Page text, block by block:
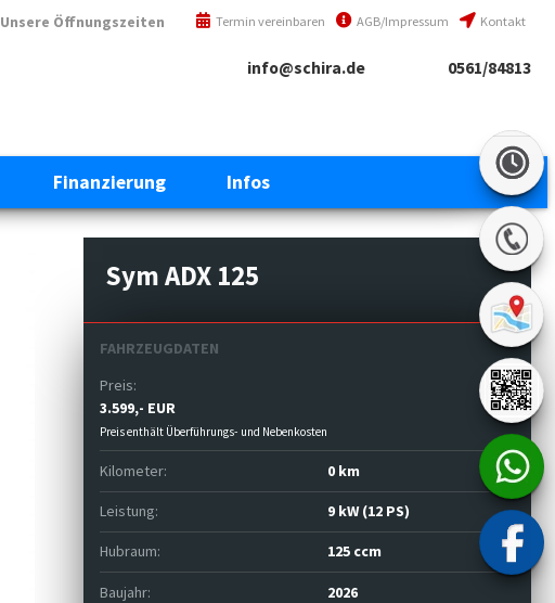
Unsere Öffnungszeiten Kontakt
AGB/Impressum
Termin vereinbaren
0561/84813
info@schira.de
Finanzierung Infos
Sym ADX 125
FAHRZEUGDATEN
Preis:
3.599,- EUR
Preis enthält Überführungs- und Nebenkosten
Kilometer: 0 km
Leistung: 9 kW (12 PS)
Hubraum: 125 ccm
Baujahr: 2026